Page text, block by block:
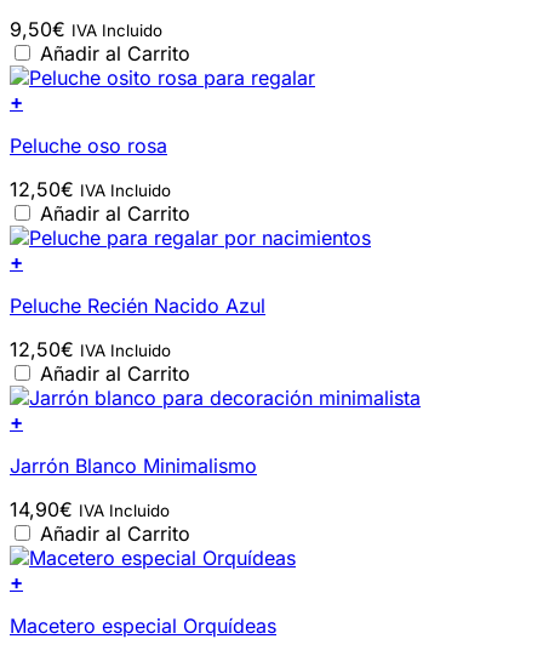
9,50€ IVA Incluido
Añadir al Carrito
+
Peluche oso rosa
12,50€ IVA Incluido
Añadir al Carrito
+
Peluche Recién Nacido Azul
12,50€ IVA Incluido
Añadir al Carrito
+
Jarrón Blanco Minimalismo
14,90€ IVA Incluido
Añadir al Carrito
+
Macetero especial Orquídeas